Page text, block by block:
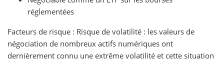
réglementées
Facteurs de risque : Risque de volatilité : les valeurs de
négociation de nombreux actifs numériques ont
dernièrement connu une extrême volatilité et cette situation